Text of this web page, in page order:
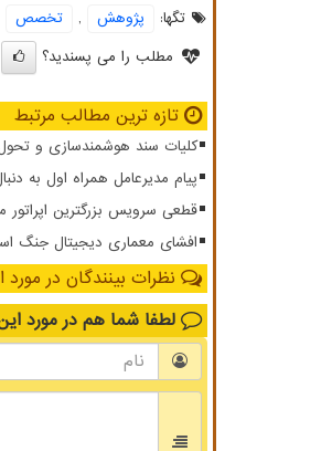
تگها:
پژوهش , تخصص
مطلب را می پسندید؟
تازه ترین مطالب مرتبط
کلیات سند هوشمندسازی و
پیام مدیرعامل همراه اول به
قطعی سرویس بزرگترین اپراتور
افشای معماری دیجیتال جنگ
نظرات بینندگان در
لطفا شما هم در مورد